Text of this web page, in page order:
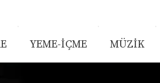
YEME-İÇME MÜZİK